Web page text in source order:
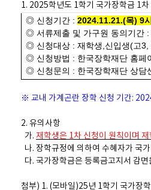
1. 2025학년도 1학기 국가장학금 1차
◎ 신청기간 : 2024.11.21.(목) 9
◎ 서류제출 및 가구원 동의기간
◎ 신청대상 : 재학생,신입생(고3,
◎ 신청방법 : 한국장학재단 홈페
◎ 신청문의 : 한국장학재단 상
※ 교내 가계곤란 장학 신청 기간:
2. 유의사항
가. 재학생은 1차 신청이 원칙이며
나. 장학규정에 의하여 수혜자가 국
다. 국가장학금은 등록금고지서 감
첨부) 1. (모바일)25년 1학기 국가장